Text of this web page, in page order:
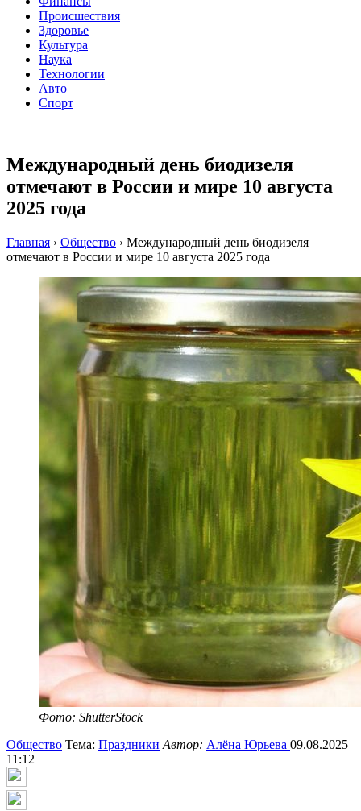
Происшествия
Здоровье
Культура
Наука
Технологии
Авто
Спорт
Международный день биодизеля
отмечают в России и мире 10 августа
2025 года
Главная › Общество › Международный день биодизеля
отмечают в России и мире 10 августа 2025 года
Фото: ShutterStock
Общество Тема: Праздники Автор: Алёна Юрьева 09.08.2025
11:12